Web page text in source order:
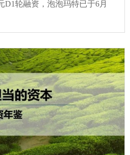
D1轮融资，泡泡玛特已于6月